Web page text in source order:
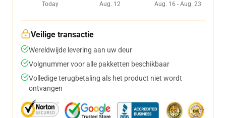
Today
Aug. 12
Aug. 16 - Aug. 23
Veilige transactie
Wereldwijde levering aan uw deur
Volgnummer voor alle pakketten beschikbaar
Volledige terugbetaling als het product niet wordt
ontvangen